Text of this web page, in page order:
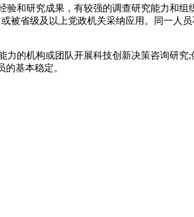
和研究成果，有较强的调查研究能力和组
被省级及以上党政机关采纳应用。同一人
的机构或团队开展科技创新决策咨询研究;
基本稳定。